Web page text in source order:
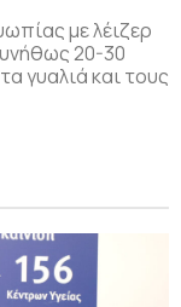
με λέιζερ
20-30
γυαλιά και τους